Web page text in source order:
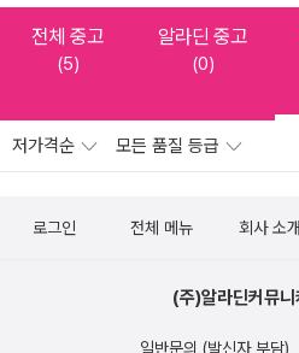
전체 중고
(5)
알라딘 중고
(0)
저가격순 모든 품질 등급
로그인 전체 메뉴 회사 소개
(주)알라딘커뮤니
일반문의 (발신자 부담)